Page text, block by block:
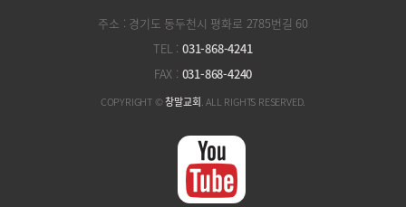
주소 : 경기도 동두천시 평화로 2785번길 60
TEL :031-868-4241
FAX : 031-868-4240
COPYRIGHT ©창말교회. ALL RIGHTS RESERVED.